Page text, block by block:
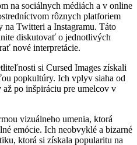
na sociálnych médiách a v online
rôznych platforiem
na Twitteri a Instagramu. Táto
diskutovať o jednotlivých
nové interpretácie.
si Cursed Images získali
popkultúry. Ich vplyv siaha od
po inšpiráciu pre umelcov v
vizuálneho umenia, ktorá
emócie. Ich neobvyklé a bizarné
ktorá si získala popularitu na